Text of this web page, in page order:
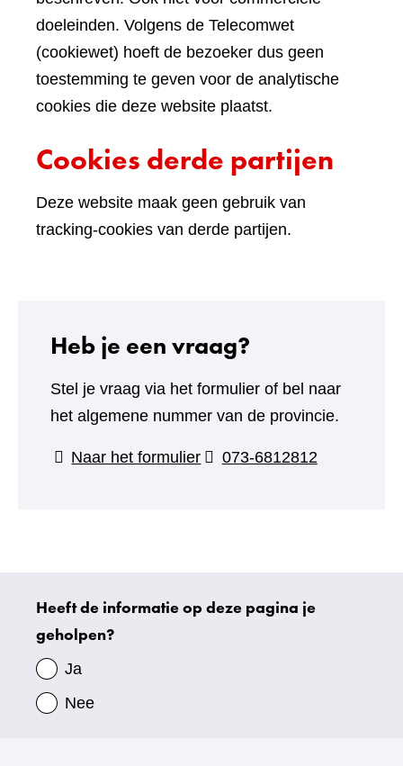
doeleinden. Volgens de Telecomwet
(cookiewet) hoeft de bezoeker dus geen
toestemming te geven voor de analytische
cookies die deze website plaatst.
Cookies derde partijen
Deze website maak geen gebruik van
tracking-cookies van derde partijen.
Heb je een vraag?
Stel je vraag via het formulier of bel naar
het algemene nummer van de provincie.
Naar het formulier(verwijst
073-6812812
Uw
gegevens
Heeft de informatie op deze pagina je
geholpen?
Ja
Nee